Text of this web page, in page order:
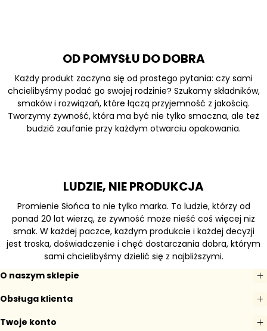
OD POMYSŁU DO DOBRA
Każdy produkt zaczyna się od prostego pytania: czy sami
chcielibyśmy podać go swojej rodzinie? Szukamy składników,
smaków i rozwiązań, które łączą przyjemność z jakością.
Tworzymy żywność, która ma być nie tylko smaczna, ale też
budzić zaufanie przy każdym otwarciu opakowania.
LUDZIE, NIE PRODUKCJA
Promienie Słońca to nie tylko marka. To ludzie, którzy od
ponad 20 lat wierzą, że żywność może nieść coś więcej niż
smak. W każdej paczce, każdym produkcie i każdej decyzji
jest troska, doświadczenie i chęć dostarczania dobra, którym
sami chcielibyśmy dzielić się z najbliższymi.
O naszym sklepie
Obsługa klienta
Twoje konto